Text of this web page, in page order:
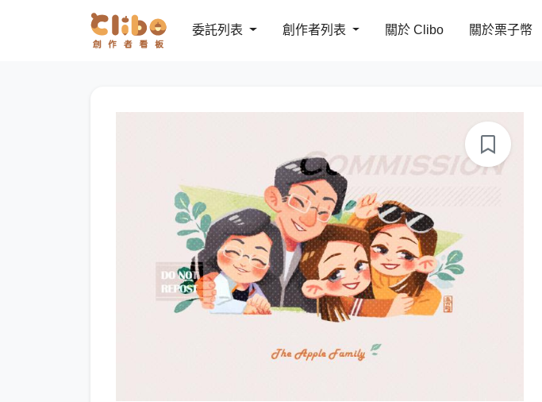
委託列表 創作者列表 關於 Clibo 關於栗子幣